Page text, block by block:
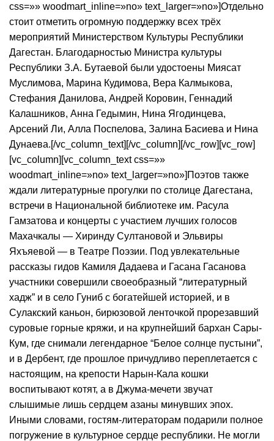
css=»» woodmart_inline=»no» text_larger=»no»]Отдельно
стоит отметить огромную поддержку всех трёх
мероприятий Министерством Культуры Республики
Дагестан. Благодарностью Министра культуры
Республики З.А. Бутаевой были удостоены Миясат
Муслимова, Марина Кудимова, Вера Калмыкова,
Стефания Данилова, Андрей Коровин, Геннадий
Калашников, Анна Гедымин, Нина Ягодинцева,
Арсений Ли, Алла Поспелова, Залина Басиева и Нина
Дунаева.[/vc_column_text][/vc_column][/vc_row][vc_row]
[vc_column][vc_column_text css=»»
woodmart_inline=»no» text_larger=»no»]Поэтов также
ждали литературные прогулки по столице Дагестана,
встречи в Национальной библиотеке им. Расула
Гамзатова и концерты с участием лучших голосов
Махачкалы — Хиринду Султановой и Эльвиры
Яхъяевой — в Театре Поэзии. Под увлекательные
рассказы гидов Камиля Дадаева и Гасана Гасанова
участники совершили своеобразный “литературный
хадж” и в село Гуниб с богатейшей историей, и в
Сулакский каньон, бирюзовой ленточкой прорезавший
суровые горные кряжи, и на крупнейший бархан Сары-
Кум, где снимали легендарное “Белое солнце пустыни”,
и в Дербент, где прошлое причудливо переплетается с
настоящим, на крепости Нарын-Кала кошки
воспитывают котят, а в Джума-мечети звучат
слышимые лишь сердцем азаны минувших эпох.
Иными словами, гостям-литераторам подарили полное
погружение в культурное сердце республики. Не могли